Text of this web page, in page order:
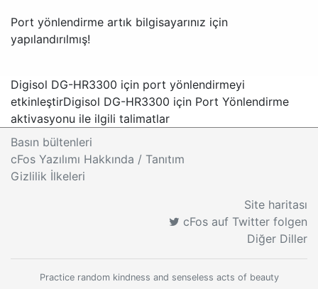
Port yönlendirme artık bilgisayarınız için
yapılandırılmış!
Digisol DG-HR3300 için port yönlendirmeyi
etkinleştirDigisol DG-HR3300 için Port Yönlendirme
aktivasyonu ile ilgili talimatlar
Basın bültenleri
cFos Yazılımı Hakkında / Tanıtım
Gizlilik İlkeleri
Site haritası
cFos auf Twitter folgen
Diğer Diller
Practice random kindness and senseless acts of beauty